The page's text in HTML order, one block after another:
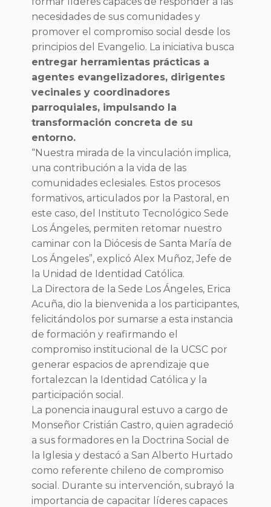
necesidades de sus comunidades y
promover el compromiso social desde los
principios del Evangelio. La iniciativa busca
entregar herramientas prácticas a
agentes evangelizadores, dirigentes
vecinales y coordinadores
parroquiales, impulsando la
transformación concreta de su
entorno.
“Nuestra mirada de la vinculación implica,
una contribución a la vida de las
comunidades eclesiales. Estos procesos
formativos, articulados por la Pastoral, en
este caso, del Instituto Tecnológico Sede
Los Ángeles, permiten retomar nuestro
caminar con la Diócesis de Santa María de
Los Ángeles”, explicó Alex Muñoz, Jefe de
la Unidad de Identidad Católica.
La Directora de la Sede Los Ángeles, Erica
Acuña, dio la bienvenida a los participantes,
felicitándolos por sumarse a esta instancia
de formación y reafirmando el
compromiso institucional de la UCSC por
generar espacios de aprendizaje que
fortalezcan la Identidad Católica y la
participación social.
La ponencia inaugural estuvo a cargo de
Monseñor Cristián Castro, quien agradeció
a sus formadores en la Doctrina Social de
la Iglesia y destacó a San Alberto Hurtado
como referente chileno de compromiso
social. Durante su intervención, subrayó la
importancia de capacitar líderes capaces